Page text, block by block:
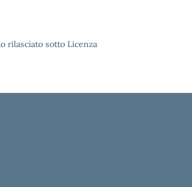
rilasciato sotto Licenza